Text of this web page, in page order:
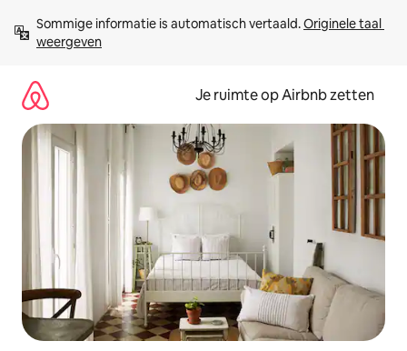
direct
naar
Sommige informatie is automatisch vertaald. Originele taal
weergeven
Je ruimte op Airbnb zetten